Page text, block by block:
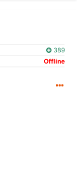
389
Offline